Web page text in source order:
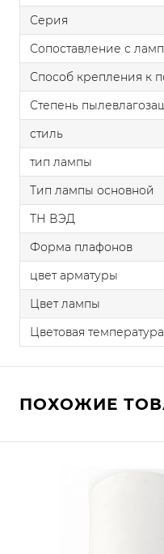
Серия
Сопоставление с
Способ крепления к
Степень
стиль
тип лампы
Тип лампы основной
ТН ВЭД
Форма плафонов
цвет арматуры
Цвет лампы
Цветовая
ПОХОЖИЕ